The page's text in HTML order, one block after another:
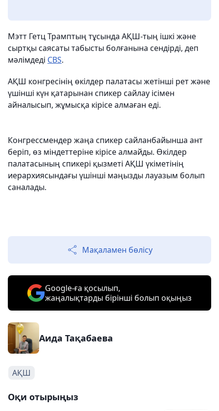
Мэтт Гетц Трамптың тұсында АҚШ-тың ішкі және
сыртқы саясаты табысты болғанына сендірді, деп
мәлімдеді CBS.
АҚШ конгресінің өкілдер палатасы жетінші рет және
үшінші күн қатарынан спикер сайлау ісімен
айналысып, жұмысқа кірісе алмаған еді.
Конгрессмендер жаңа спикер сайланбайынша ант
беріп, өз міндеттеріне кірісе алмайды. Өкілдер
палатасының спикері қызметі АҚШ үкіметінің
иерархиясындағы үшінші маңызды лауазым болып
саналады.
Мақаламен бөлісу
Google-ға қосылып,
жаңалықтарды бірінші болып оқыңыз
Аида Тақабаева
АҚШ
Оқи отырыңыз